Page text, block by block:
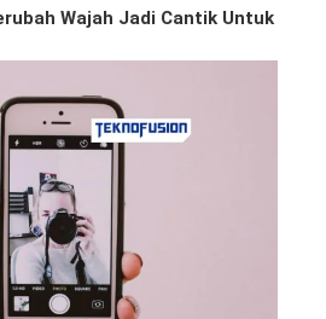
Wajah Jadi Cantik Untuk